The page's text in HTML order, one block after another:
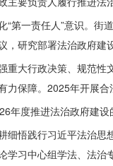
“第一责任人”意识。街
，研究部署法治政府建
重大行政决策、规范性
力保障。2025年开展
年度推进法治政府建设
细悟践行习近平法治思
学习中心组学法、法治